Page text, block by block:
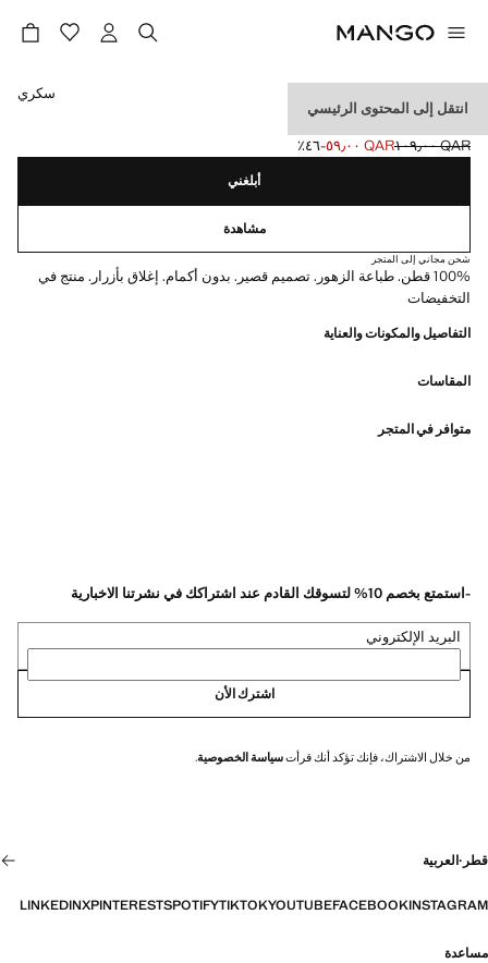
انتقل إلى المحتوى الرئيسي
فستان قطني مطبوع
السعر الأول محذوف [QAR ١٠٩٫٠٠ ]
QAR ١٠٩٫٠٠
السعر الحالي [QAR ٥٩٫٠٠ ]QAR ٥٩٫٠٠ ؜-٤٦٪؜
حدد اللون
سكري
أبلغني
مشاهدة
شحن مجاني إلى المتجر
100% قطن. طباعة الزهور. تصميم قصير. بدون أكمام. إغلاق بأزرار. منتج في
التخفيضات
التفاصيل والمكونات والعناية
المقاسات
متوافر في المتجر
-استمتع بخصم 10% لتسوقك القادم عند اشتراكك في نشرتنا الاخبارية
البريد الإلكتروني
اشترك الأن
من خلال الاشتراك، فإنك تؤكد أنك قرأتسياسة الخصوصية.
قطر ·العربية
INSTAGRAM
FACEBOOK
YOUTUBE
TIKTOK
SPOTIFY
PINTEREST
X
LINKEDIN
مساعدة